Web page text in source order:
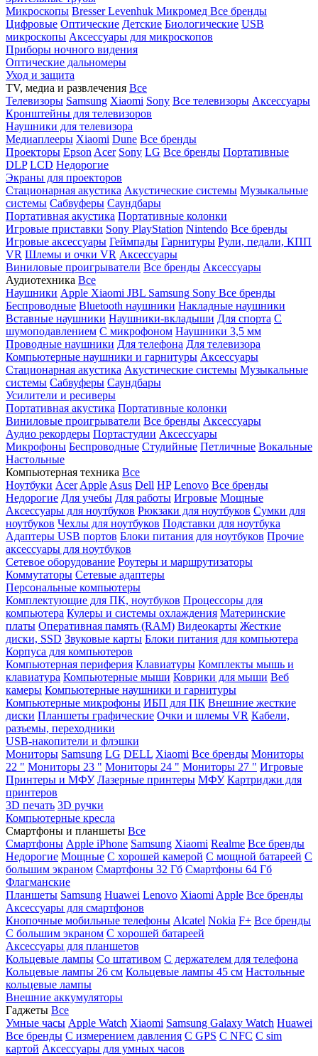
Микроскопы BresserLevenhuk Микромед Все бренды
Цифровые Оптические Детские Биологические USB
микроскопы Аксессуары для микроскопов
Приборы ночного видения
Оптические дальномеры
Уход и защита
TV, медиа и развлечения Все
Телевизоры Samsung Xiaomi Sony Все телевизоры Аксессуары
Кронштейны для телевизоров
Наушники для телевизора
Медиаплееры Xiaomi Dune Все бренды
Проекторы Epson Acer Sony LG Все бренды Портативные
DLP LCD Недорогие
Экраны для проекторов
Стационарная акустика Акустические системы Музыкальные
системы Сабвуферы Саундбары
Портативная акустика Портативные колонки
Игровые приставки Sony PlayStation Nintendo Все бренды
Игровые аксессуары Геймпады Гарнитуры Рули, педали, КПП
VR Шлемы и очки VR Аксессуары
Виниловые проигрыватели Все бренды Аксессуары
Аудиотехника Все
Наушники Apple Xiaomi JBL Samsung Sony Все бренды
Беспроводные Bluetooth наушники Накладные наушники
Вставные наушники Наушники-вкладыши Для спорта С
шумоподавлением С микрофоном Наушники 3,5 мм
Проводные наушники Для телефона Для телевизора
Компьютерные наушники и гарнитуры Аксессуары
Стационарная акустика Акустические системы Музыкальные
системы Сабвуферы Саундбары
Усилители и ресиверы
Портативная акустика Портативные колонки
Виниловые проигрыватели Все бренды Аксессуары
Аудио рекордеры Портастудии Аксессуары
Микрофоны Беспроводные Студийные Петличные Вокальные
Настольные
Компьютерная техника Все
Ноутбуки Acer Apple Asus Dell HP Lenovo Все бренды
Недорогие Для учебы Для работы Игровые Мощные
Аксессуары для ноутбуков Рюкзаки для ноутбуков Сумки для
ноутбуков Чехлы для ноутбуков Подставки для ноутбука
Адаптеры USB портов Блоки питания для ноутбуков Прочие
аксессуары для ноутбуков
Сетевое оборудование Роутеры и маршрутизаторы
Коммутаторы Сетевые адаптеры
Персональные компьютеры
Комплектующие для ПК, ноутбуков Процессоры для
компьютера Кулеры и системы охлаждения Материнские
платы Оперативная память (RAM) Видеокарты Жесткие
диски, SSD Звуковые карты Блоки питания для компьютера
Корпуса для компьютеров
Компьютерная периферия Клавиатуры Комплекты мышь и
клавиатура Компьютерные мыши Коврики для мыши Веб
камеры Компьютерные наушники и гарнитуры
Компьютерные микрофоны ИБП для ПК Внешние жесткие
диски Планшеты графические Очки и шлемы VR Кабели,
разъемы, переходники
USB-накопители и флэшки
Мониторы Samsung LG DELL Xiaomi Все бренды Мониторы
22 " Мониторы 23 " Мониторы 24 " Мониторы 27 " Игровые
Принтеры и МФУ Лазерные принтеры МФУ Картриджи для
принтеров
3D печать 3D ручки
Компьютерные кресла
Смартфоны и планшеты Все
Смартфоны Apple iPhone Samsung Xiaomi Realme Все бренды
Недорогие Мощные С хорошей камерой С мощной батареей С
большим экраном Смартфоны 32 Гб Смартфоны 64 Гб
Флагманские
Планшеты Samsung Huawei Lenovo Xiaomi Apple Все бренды
Аксессуары для смартфонов
Кнопочные мобильные телефоны Alcatel Nokia F+ Все бренды
С большим экраном С хорошей батареей
Аксессуары для планшетов
Кольцевые лампы Со штативом C держателем для телефона
Кольцевые лампы 26 см Кольцевые лампы 45 см Настольные
кольцевые лампы
Внешние аккумуляторы
Гаджеты Все
Умные часы Apple Watch Xiaomi Samsung Galaxy Watch Huawei
Все бренды C измерением давления C GPS C NFC C sim
картой Аксессуары для умных часов